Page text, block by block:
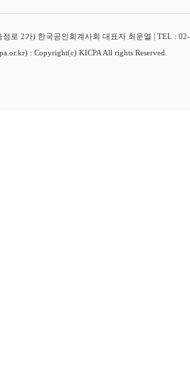
로 2가) 한국공인회계사회 대표자 최운열 | TEL :
: Copyright(c) KICPA All rights Reserved.